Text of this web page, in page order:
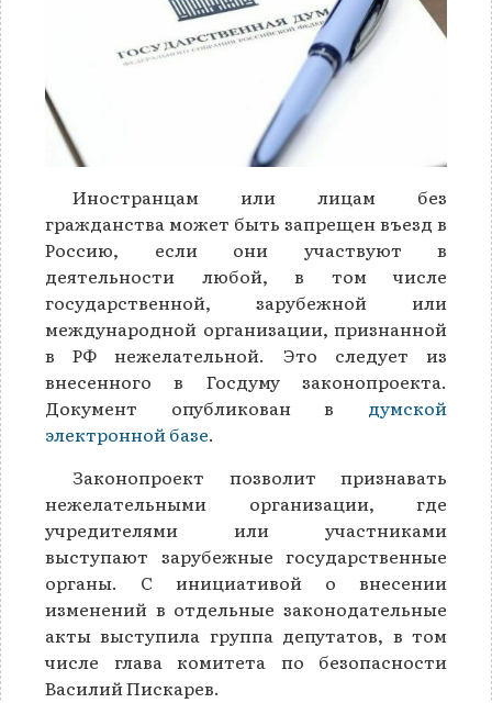
Иностранцам или лицам без
гражданства может быть запрещен въезд в
Россию, если они участвуют в
деятельности любой, в том числе
государственной, зарубежной или
международной организации, признанной
в РФ нежелательной. Это следует из
внесенного в Госдуму законопроекта.
Документ опубликован в думской
электронной базе.
Законопроект позволит признавать
нежелательными организации, где
учредителями или участниками
выступают зарубежные государственные
органы. С инициативой о внесении
изменений в отдельные законодательные
акты выступила группа депутатов, в том
числе глава комитета по безопасности
Василий Пискарев.